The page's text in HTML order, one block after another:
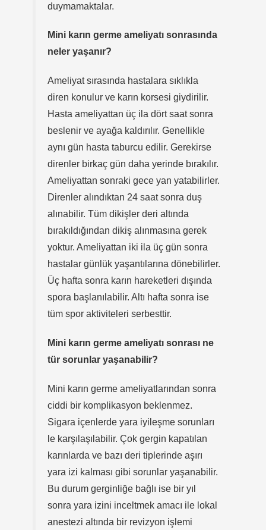
duymamaktalar.
Mini karın germe ameliyatı sonrasında
neler yaşanır?
Ameliyat sırasında hastalara sıklıkla
diren konulur ve karın korsesi giydirilir.
Hasta ameliyattan üç ila dört saat sonra
beslenir ve ayağa kaldırılır. Genellikle
aynı gün hasta taburcu edilir. Gerekirse
direnler birkaç gün daha yerinde bırakılır.
Ameliyattan sonraki gece yan yatabilirler.
Direnler alındıktan 24 saat sonra duş
alınabilir. Tüm dikişler deri altında
bırakıldığından dikiş alınmasına gerek
yoktur. Ameliyattan iki ila üç gün sonra
hastalar günlük yaşantılarına dönebilirler.
Üç hafta sonra karın hareketleri dışında
spora başlanılabilir. Altı hafta sonra ise
tüm spor aktiviteleri serbesttir.
Mini karın germe ameliyatı sonrası ne
tür sorunlar yaşanabilir?
Mini karın germe ameliyatlarından sonra
ciddi bir komplikasyon beklenmez.
Sigara içenlerde yara iyileşme sorunları
le karşılaşılabilir. Çok gergin kapatılan
karınlarda ve bazı deri tiplerinde aşırı
yara izi kalması gibi sorunlar yaşanabilir.
Bu durum gerginliğe bağlı ise bir yıl
sonra yara izini inceltmek amacı ile lokal
anestezi altında bir revizyon işlemi